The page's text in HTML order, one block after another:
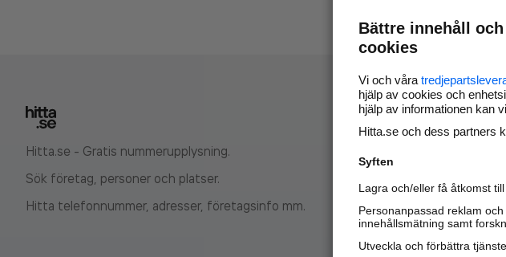
Hitta.se - Gratis nummerupplysning.
Sök företag, personer och platser.
Hitta telefonnummer, adresser, företagsinfo mm.
Bättre innehåll
cookies
Vi och våra
hjälp av cookies och
hjälp av informationen kan
Hitta.se och dess partners
Syften
Lagra och/eller få åtkomst
Personanpassad reklam
innehållsmätning samt
Utveckla och förbättra